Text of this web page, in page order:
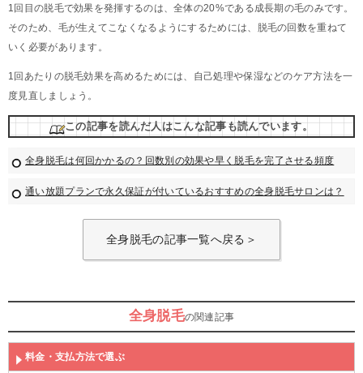
1回目の脱毛で効果を発揮するのは、全体の20%である成長期の毛のみです。
そのため、毛が生えてこなくなるようにするためには、脱毛の回数を重ねて
いく必要があります。
1回あたりの脱毛効果を高めるためには、自己処理や保湿などのケア方法を一
度見直しましょう。
この記事を読んだ人はこんな記事も読んでいます。
全身脱毛は何回かかるの？回数別の効果や早く脱毛を完了させる頻度
通い放題プランで永久保証が付いているおすすめの全身脱毛サロンは？
全身脱毛の記事一覧へ戻る＞
全身脱毛の関連記事
料金・支払方法で選ぶ